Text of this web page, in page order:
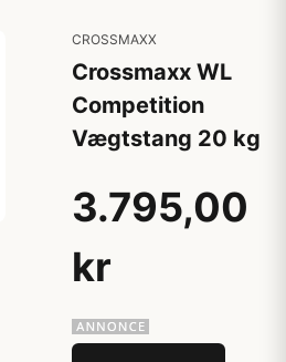
CROSSMAXX
Crossmaxx WL
Competition
Vægtstang 20 kg
3.795,00
kr